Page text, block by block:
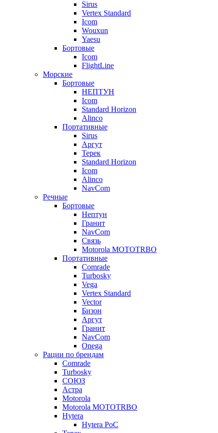
Sirus
Vertex Standard
Icom
Wouxun
Yaesu
Бортовые
Icom
FlightLine
Морские
Бортовые
НЕПТУН
Icom
Standard Horizon
Alinco
Портативные
Sirus
Аргут
Терек
Standard Horizon
Icom
Alinco
NavCom
Речные
Бортовые
Нептун
Гранит
NavCom
Связь
Motorola MOTOTRBO
Портативные
Comrade
Turbosky
Vega
Vertex Standard
Vector
Бизон
Аргут
Гранит
NavCom
Onega
Рации по брендам
Comrade
Turbosky
СОЮЗ
Астра
Motorola
Motorola MOTOTRBO
Hytera
Hytera PoC